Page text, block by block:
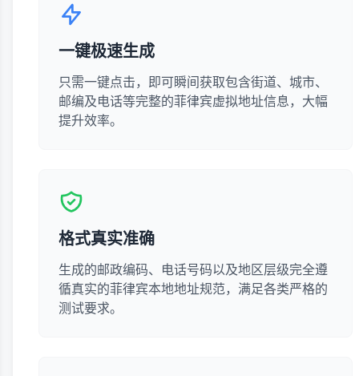
一键极速生成
只需一键点击，即可瞬间获取包含街道、城市、
邮编及电话等完整的菲律宾虚拟地址信息，大幅
提升效率。
格式真实准确
生成的邮政编码、电话号码以及地区层级完全遵
循真实的菲律宾本地地址规范，满足各类严格的
测试要求。